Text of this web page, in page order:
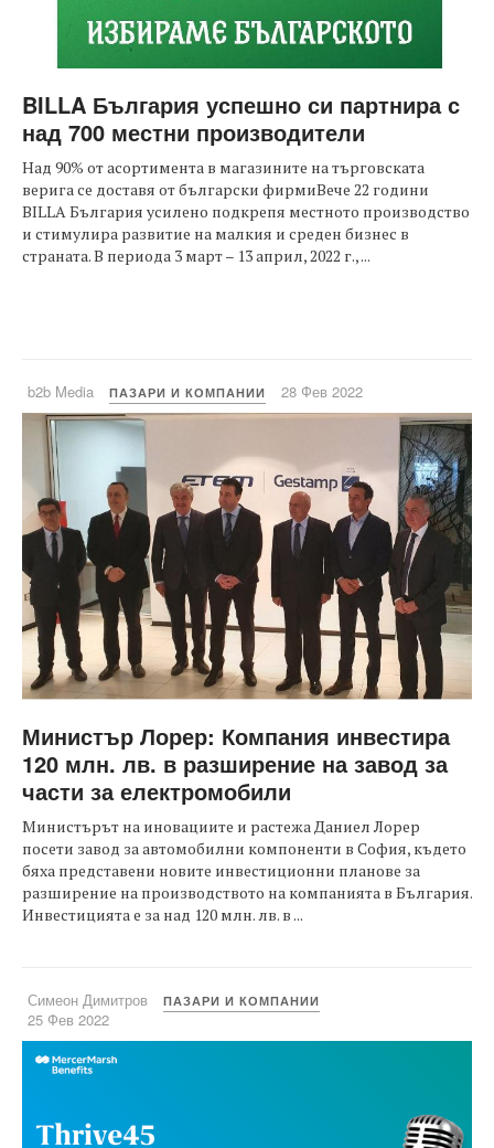
BILLA България успешно си партнира с
над 700 местни производители
Над 90% от асортимента в магазините на търговската
верига се доставя от български фирмиВече 22 години
BILLA България усилено подкрепя местното производство
и стимулира развитие на малкия и среден бизнес в
страната. В периода 3 март – 13 април, 2022 г., ...
b2b Media ПАЗАРИ И КОМПАНИИ 28 Фев 2022
Министър Лорер: Компания инвестира
120 млн. лв. в разширение на завод за
части за електромобили
Mинистърът на иновациите и растежа Даниел Лорер
посети завод за автомобилни компоненти в София, където
бяха представени новите инвестиционни планове за
разширение на производството на компанията в България.
Инвестицията е за над 120 млн. лв. в ...
Симеон Димитров ПАЗАРИ И КОМПАНИИ
25 Фев 2022